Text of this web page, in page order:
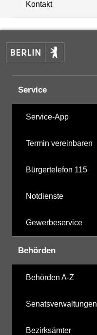
+
−
Kontakt
Service
Service-App
Termin vereinbaren
Bürgertelefon 115
Notdienste
Gewerbeservice
Behörden
Behörden A-Z
Senatsverwaltungen
Bezirksämter